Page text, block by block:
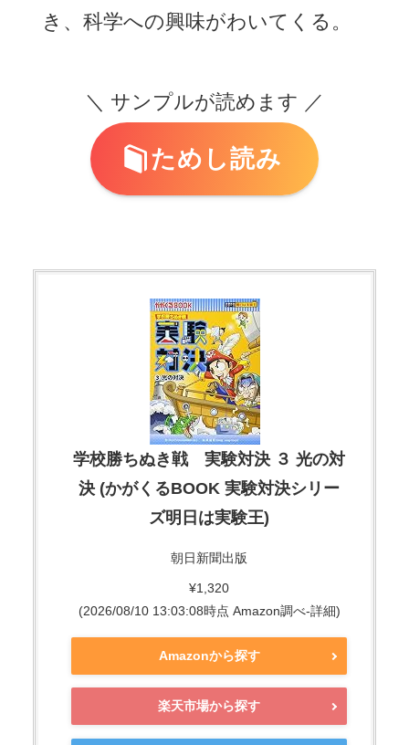
き、科学への興味がわいてくる。
＼ サンプルが読めます ／
ためし読み
学校勝ちぬき戦 実験対決 ３ 光の対
決 (かがくるBOOK 実験対決シリー
ズ明日は実験王)
朝日新聞出版
¥1,320
(2026/08/10 13:03:08時点 Amazon調べ-詳細)
Amazonから探す
楽天市場から探す